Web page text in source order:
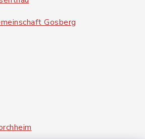
Gosberg